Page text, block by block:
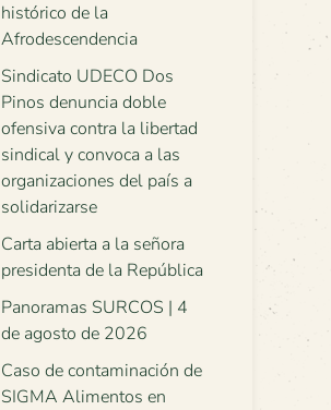
histórico de la
Afrodescendencia
Sindicato UDECO Dos
Pinos denuncia doble
ofensiva contra la libertad
sindical y convoca a las
organizaciones del país a
solidarizarse
Carta abierta a la señora
presidenta de la República
Panoramas SURCOS | 4
de agosto de 2026
Caso de contaminación de
SIGMA Alimentos en